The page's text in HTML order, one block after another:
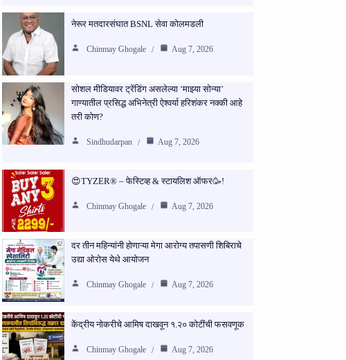
नेरूर मतदारसंघात BSNL सेवा कोलमडली
Chinmay Ghogale Aug 7, 2026
सोशल मीडियावर ट्रेंडिंग असलेल्या ‘माझ्या सोन्या’
गाण्यातील प्रसिद्ध अभिनेत्री ऐश्वर्या हरिशंकर नक्की आहे
तरी कोण?
Sindhudarpan Aug 7, 2026
😍TYZER® – फेस्टिव्ह & स्टायलिश ऑफर🥳!
Chinmay Ghogale Aug 7, 2026
दर तीन महिन्यांनी होणाऱ्या मेगा आरोग्य तपासणी शिबिराचे
उद्या ओरोस येथे आयोजन
Chinmay Ghogale Aug 7, 2026
केंद्रीय नोकरीचे आमिष दाखवून १.२० कोटींची फसवणूक
Chinmay Ghogale Aug 7, 2026